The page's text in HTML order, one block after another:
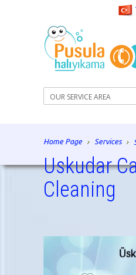
Home Page Services
Uskudar
Cleaning